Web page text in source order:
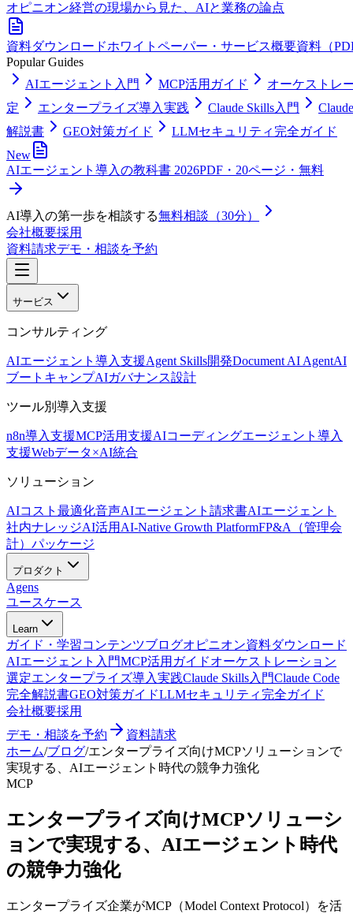
オピニオン経営の現場から見た、AIと業務の論点
資料ダウンロードホワイトペーパー・サービス概要資料（
Popular Guides
AIエージェント入門
MCP活用ガイド
オーケストレ
定
エンタープライズ導入実践 Claude Skills入門
解説書
GEO対策ガイド
LLMセキュリティ完全ガイド
New
AIエージェント導入の教科書 2026PDF・20ページ・無料
AI導入の第一歩を相談する無料相談（30分）
会社概要採用
資料請求デモ・相談を予約
サービス
コンサルティング
AIエージェント導入支援Agent Skills開発Document AI AgentAI
ブートキャンプAIガバナンス設計
ツール別導入支援
n8n導入支援MCP活用支援AIコーディングエージェント導入
支援Webデータ×AI統合
ソリューション
AIコスト最適化音声AIエージェント 請求書AIエージェント
社内ナレッジAI活用 AI-Native Growth PlatformFP&A（管理会
計）パッケージ
プロダクト
Agens
ユースケース
Learn
ガイド・学習コンテンツブログオピニオン資料ダウンロード
AIエージェント入門MCP活用ガイドオーケストレーション
選定エンタープライズ導入実践Claude Skills入門Claude Code
完全解説書GEO対策ガイドLLMセキュリティ完全ガイド
会社概要採用
デモ・相談を予約
資料請求
ホーム/ブログ/エンタープライズ向けMCPソリューションで
実現する、AIエージェント時代の競争力強化
MCP
エンタープライズ向けMCPソリューシ
ョンで実現する、AIエージェント時代
の競争力強化
エンタープライズ企業がMCP（Model Context Protocol）を活